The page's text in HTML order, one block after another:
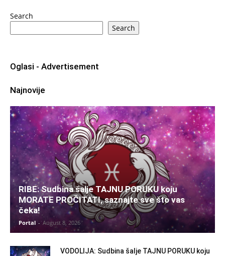
Search
Search
Oglasi - Advertisement
Najnovije
RIBE: Sudbina šalje TAJNU PORUKU koju
MORATE PROČITATI, saznajte sve što vas
čeka!
Portal - August 8, 2026
VODOLIJA: Sudbina šalje TAJNU PORUKU koju